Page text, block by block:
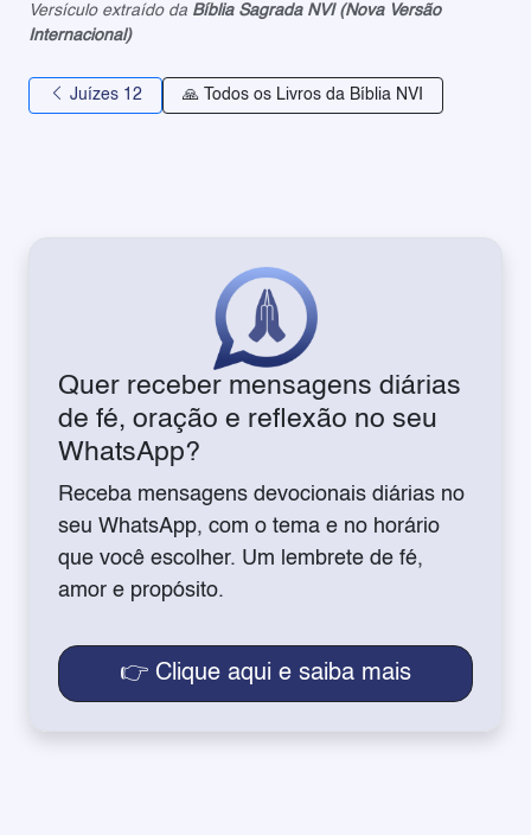
Versículo extraído da Bíblia Sagrada NVI (Nova Versão
Internacional)
Juízes 12 🙏 Todos os Livros da Bíblia NVI
Quer receber mensagens diárias
de fé, oração e reflexão no seu
WhatsApp?
Receba mensagens devocionais diárias no
seu WhatsApp, com o tema e no horário
que você escolher. Um lembrete de fé,
amor e propósito.
👉 Clique aqui e saiba mais